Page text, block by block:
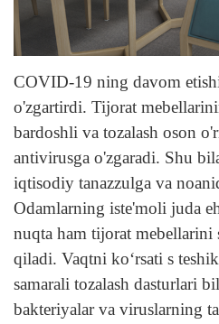
COVID-19 ning davom
o'zgartirdi. Tijorat
bardoshli va tozalash oson
antivirusga o'zgaradi. Shu
iqtisodiy tanazzulga va
Odamlarning iste'moli juda
nuqta ham tijorat mebellarini
qiladi. Vaqtni koʻrsati s
samarali tozalash dasturlari
bakteriyalar va viruslarning